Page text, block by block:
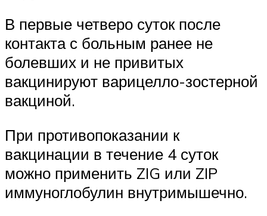
В первые четверо суток после
контакта с больным ранее не
болевших и не привитых
вакцинируют варицелло-зостерной
вакциной.
При противопоказании к
вакцинации в течение 4 суток
можно применить ZIG или ZIP
иммуноглобулин внутримышечно.